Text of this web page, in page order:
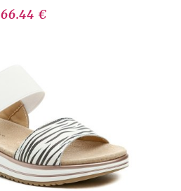
66.44 €